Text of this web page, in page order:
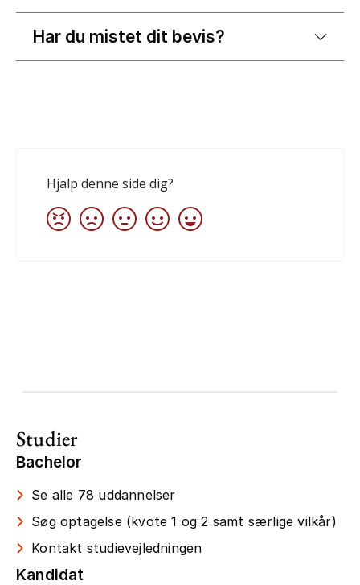
Har du mistet dit bevis?
Studier
Bachelor
Se alle 78 uddannelser
Søg optagelse (kvote 1 og 2 samt særlige vilkår)
Kontakt studievejledningen
Kandidat